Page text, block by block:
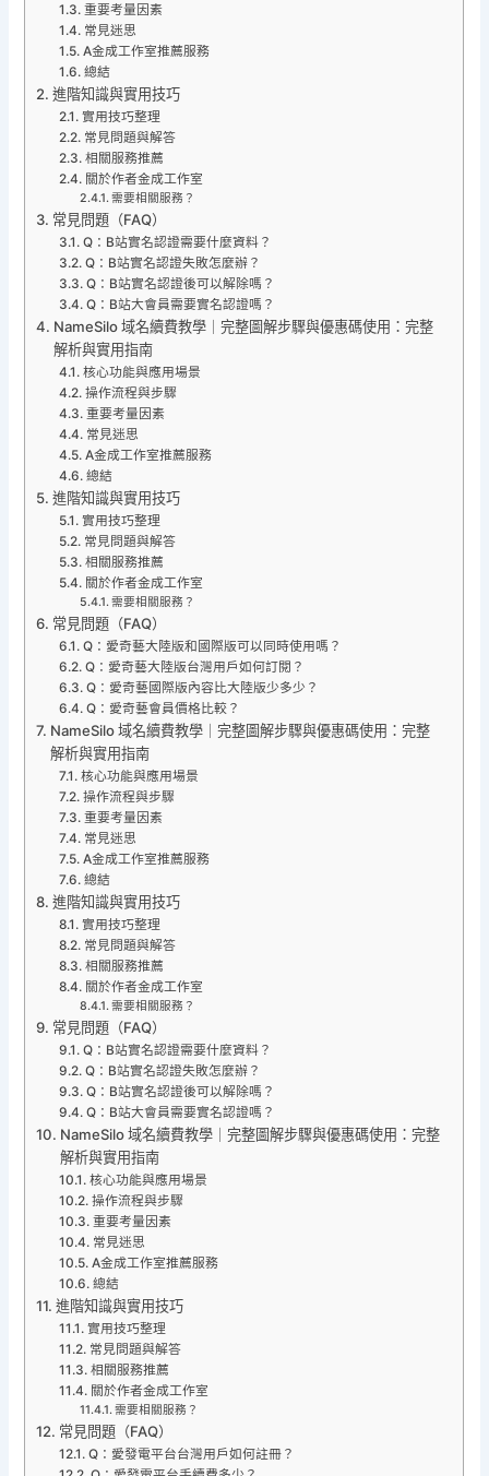
重要考量因素
常見迷思
A金成工作室推薦服務
總結
進階知識與實用技巧
實用技巧整理
常見問題與解答
相關服務推薦
關於作者金成工作室
需要相關服務？
常見問題（FAQ）
Q：B站實名認證需要什麼資料？
Q：B站實名認證失敗怎麼辦？
Q：B站實名認證後可以解除嗎？
Q：B站大會員需要實名認證嗎？
NameSilo 域名續費教學｜完整圖解步驟與優惠碼使用：完整
解析與實用指南
核心功能與應用場景
操作流程與步驟
重要考量因素
常見迷思
A金成工作室推薦服務
總結
進階知識與實用技巧
實用技巧整理
常見問題與解答
相關服務推薦
關於作者金成工作室
需要相關服務？
常見問題（FAQ）
Q：愛奇藝大陸版和國際版可以同時使用嗎？
Q：愛奇藝大陸版台灣用戶如何訂閱？
Q：愛奇藝國際版內容比大陸版少多少？
Q：愛奇藝會員價格比較？
NameSilo 域名續費教學｜完整圖解步驟與優惠碼使用：完整
解析與實用指南
核心功能與應用場景
操作流程與步驟
重要考量因素
常見迷思
A金成工作室推薦服務
總結
進階知識與實用技巧
實用技巧整理
常見問題與解答
相關服務推薦
關於作者金成工作室
需要相關服務？
常見問題（FAQ）
Q：B站實名認證需要什麼資料？
Q：B站實名認證失敗怎麼辦？
Q：B站實名認證後可以解除嗎？
Q：B站大會員需要實名認證嗎？
NameSilo 域名續費教學｜完整圖解步驟與優惠碼使用：完整
解析與實用指南
核心功能與應用場景
操作流程與步驟
重要考量因素
常見迷思
A金成工作室推薦服務
總結
進階知識與實用技巧
實用技巧整理
常見問題與解答
相關服務推薦
關於作者金成工作室
需要相關服務？
常見問題（FAQ）
Q：愛發電平台台灣用戶如何註冊？